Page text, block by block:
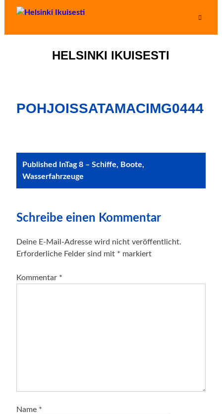
HELSINKI IKUISESTI
POHJOISSATAMACIMG0444
Post
navigation
Published InTag 8 – Schiffe, Boote,
Wasserfahrzeuge
Schreibe einen Kommentar
Deine E-Mail-Adresse wird nicht veröffentlicht.
Erforderliche Felder sind mit * markiert
Kommentar *
Name *